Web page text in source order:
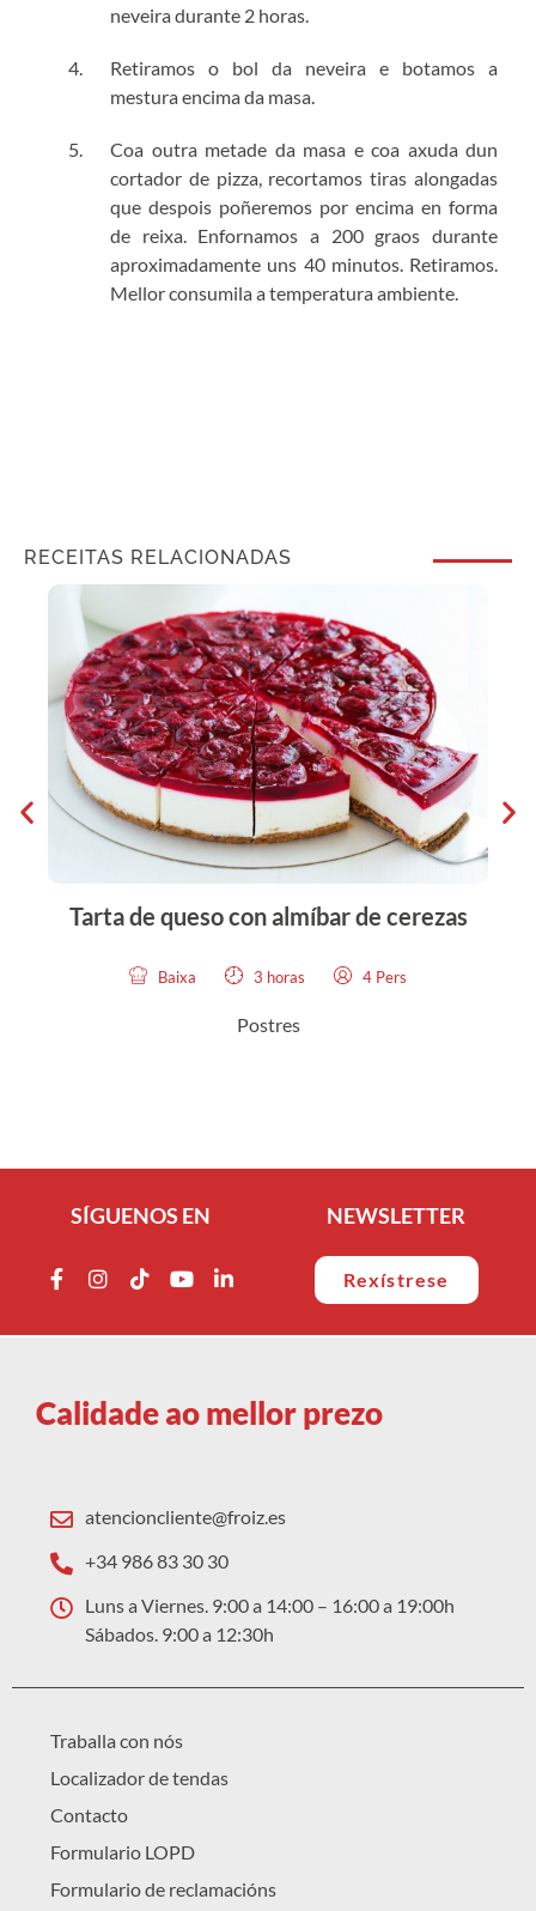
neveira durante 2 horas.
Retiramos o bol da neveira e botamos a
mestura encima da masa.
Coa outra metade da masa e coa axuda dun
cortador de pizza, recortamos tiras alongadas
que despois poñeremos por encima en forma
de reixa. Enfornamos a 200 graos durante
aproximadamente uns 40 minutos. Retiramos.
Mellor consumila a temperatura ambiente.
RECEITAS RELACIONADAS
Tarta de queso con almíbar de cerezas
Baixa 3 horas 4 Pers
Postres
SÍGUENOS EN NEWSLETTER
Rexístrese
Calidade ao mellor prezo
atencioncliente@froiz.es
+34 986 83 30 30
Luns a Viernes. 9:00 a 14:00 – 16:00 a 19:00h
Sábados. 9:00 a 12:30h
Traballa con nós
Localizador de tendas
Contacto
Formulario LOPD
Formulario de reclamacións